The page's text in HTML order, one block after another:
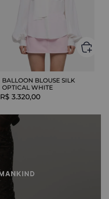
BALLOON BLOUSE SILK
OPTICAL WHITE
R$ 3.320,00